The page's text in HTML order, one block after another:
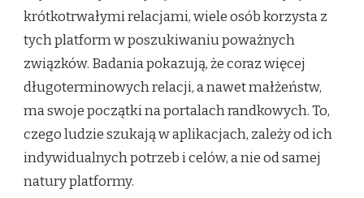
krótkotrwałymi relacjami, wiele osób korzysta z
tych platform w poszukiwaniu poważnych
związków. Badania pokazują, że coraz więcej
długoterminowych relacji, a nawet małżeństw,
ma swoje początki na portalach randkowych. To,
czego ludzie szukają w aplikacjach, zależy od ich
indywidualnych potrzeb i celów, a nie od samej
natury platformy.